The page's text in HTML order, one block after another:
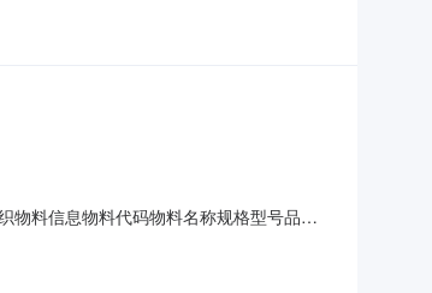
物料信息物料代码物料名称规格型号品牌